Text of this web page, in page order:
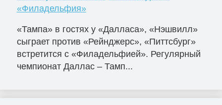
«Филадельфия»
«Тампа» в гостях у «Далласа», «Нэшвилл»
сыграет против «Рейнджерс», «Питтсбург»
встретится с «Филадельфией». Регулярный
чемпионат Даллас – Тамп...